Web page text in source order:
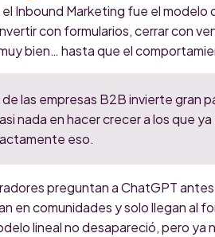
Inbound Marketing fue el
con formularios, cerrar con
bien… hasta que el
de las empresas B2B invierte gran
nada en hacer crecer a los que
eso.
preguntan a ChatGPT
en comunidades y solo llegan al
lineal no desapareció, pero ya